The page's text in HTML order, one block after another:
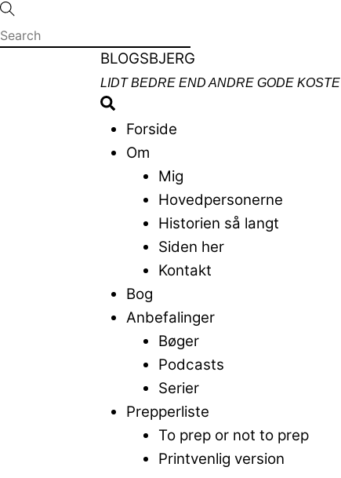
Skip
to
Menu
BLOGSBJERG
LIDT BEDRE END ANDRE GODE KOSTE
Search
Forside
Om
Mig
Hovedpersonerne
Historien så langt
Siden her
Kontakt
Bog
Anbefalinger
Bøger
Podcasts
Serier
Prepperliste
To prep or not to prep
Printvenlig version